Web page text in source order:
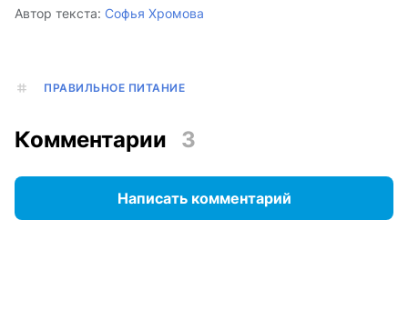
Автор текста: Софья Хромова
ПРАВИЛЬНОЕ ПИТАНИЕ
Комментарии 3
Написать комментарий